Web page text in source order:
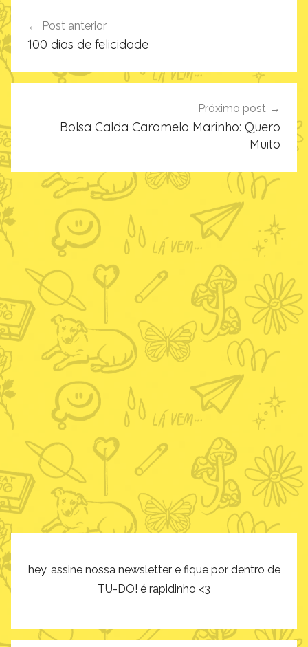
Navegação
de
Post anterior
100 dias de felicidade
Próximo post
Bolsa Calda Caramelo Marinho: Quero
Muito
hey, assine nossa newsletter e fique por dentro de
TU-DO! é rapidinho <3